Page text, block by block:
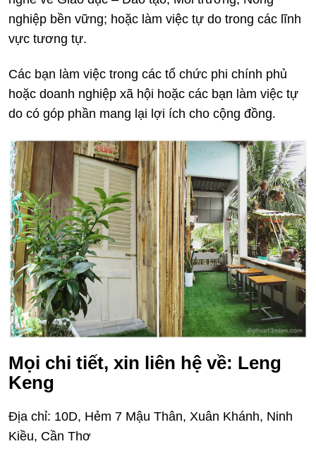
nghiệp bền vững; hoặc làm việc tự do trong các lĩnh
vực tương tự.
Các bạn làm việc trong các tổ chức phi chính phủ
hoặc doanh nghiệp xã hội hoặc các bạn làm việc tự
do có góp phần mang lại lợi ích cho cộng đồng.
Mọi chi tiết, xin liên hệ về: Leng
Keng
Địa chỉ: 10D, Hẻm 7 Mậu Thân, Xuân Khánh, Ninh
Kiều, Cần Thơ